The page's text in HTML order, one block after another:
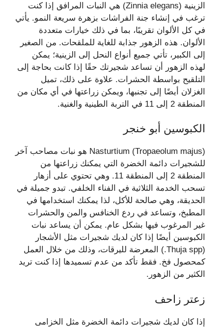
الزينية (Zinnia elegans) هي النبات المرافق إذا كنت
ترغب في إنشاء جنة الفراشات بزهرة سريعة النمو. يأتي
في كل الألوان تقريبًا، بما في ذلك خيارات متعددة
الألوان. هذه الزهور جذابة للغاية للملقحات. من الصغير
إلى الكبير، تأتي جميع أنواع النحل إلى الزينية؛ يمكن
لهذه الزهور أن تساعد شجيرتك حقًا إذا كانت بحاجة إلى
التلقيح بواسطة الحشرات. علاوة على ذلك، تميل
الغزلان أيضًا إلى تجنبها، ويمكن زراعتها في أي مكان من
المنطقة 2 إلى 11 في التربة الطينية والغنية.
الكبوسين أبو خنجر
Nasturtium (Tropaeolum majus) هو نبات مصاحب آخر
للشجيرات دائمة الخضرة التي يمكنك زراعتها من
المنطقة 2 إلى المنطقة 11. وهي تحتوي على أزهار
تسحب الخدمة الثلاثية في الفناء الخلفي. تبدو جميلة في
الحديقة، وهي صالحة للأكل، لذا يمكنك استخدامها في
المطبخ، وتساعد في ردع الخنافس والمن والحشرات
غير المرغوب فيها بشكل عام. يمكن أن يساعد نبات
الكبوسين أيضًا إذا كان لديك شجيرات مثل الأشجار
(Thuja spp.) المعرضة لليرقات، وذلك من خلال العمل
كمحصول فخ. فقط تأكد من عدم تسميدها إذا كنت تريد
الكثير من الزهور.
زعتر زاحف
إذا كان لديك شجيرات دائمة الخضرة مثل الخزامى